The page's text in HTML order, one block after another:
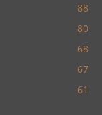
88
80
68
67
61